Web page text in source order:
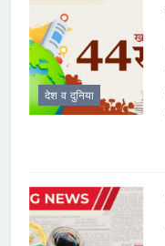
देश व दुनिया